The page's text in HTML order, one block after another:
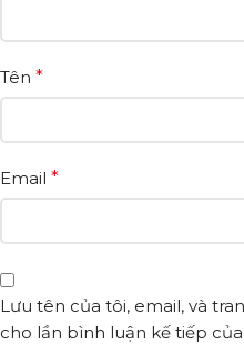
Tên *
Email *
Lưu tên của tôi, email, và
cho lần bình luận kế tiếp